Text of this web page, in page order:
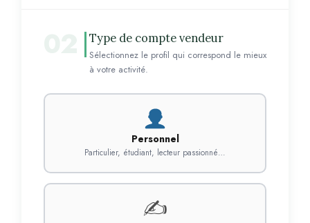
Type de compte vendeur
Sélectionnez le profil qui correspond le mieux
à votre activité.
Personnel
Particulier, étudiant, lecteur passionné…
✍️